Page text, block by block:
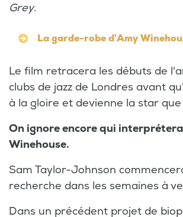
Grey.
La garde-robe d'Amy
Le film retracera les débuts de
clubs de jazz de Londres avant
à la gloire et devienne la star
On ignore encore qui
Winehouse.
Sam Taylor-Johnson
recherche dans les semaines à
Dans un précédent projet de